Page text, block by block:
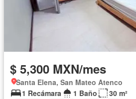
$ 5,300 MXN/mes
Santa Elena, San Mateo Atenco
1 Recámara
1 Baño
30 m²